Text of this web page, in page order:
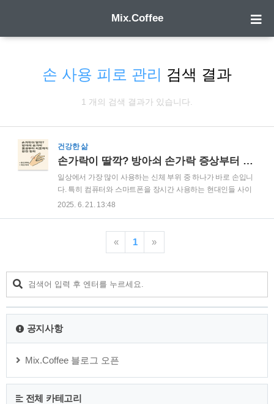
Mix.Coffee
손 사용 피로 관리 검색 결과
1 개의 검색 결과가 있습니다.
건강한 삶
손가락이 딸깍? 방아쇠 손가락 증상부터 치료까지 완전 정리
일상에서 가장 많이 사용하는 신체 부위 중 하나가 바로 손입니
다. 특히 컴퓨터와 스마트폰을 장시간 사용하는 현대인들 사이
에서 손목과 손가락의 불편함을 호소하는 경우가 많습니다. 만
심할 수 있습니다. 이번 글에서는 방아쇠 손가락의 원인과 증상
부터 치료법과 예방법에 이르기까지 상세히 살펴보겠습니다.
두꺼워지면서 발생합니다. 힘줄이 활차 아래를 지나가는 과정
에서 걸리게 되는데, 이때 힘줄이 활차를 통과하면서 '딸깍' 소리
와 함께 튀는 현상이 나타납니다. 이러한 모습이 마..
2025. 6. 21. 13:48
« 1 »
공지사항
Mix.Coffee 블로그 오픈
전체 카테고리